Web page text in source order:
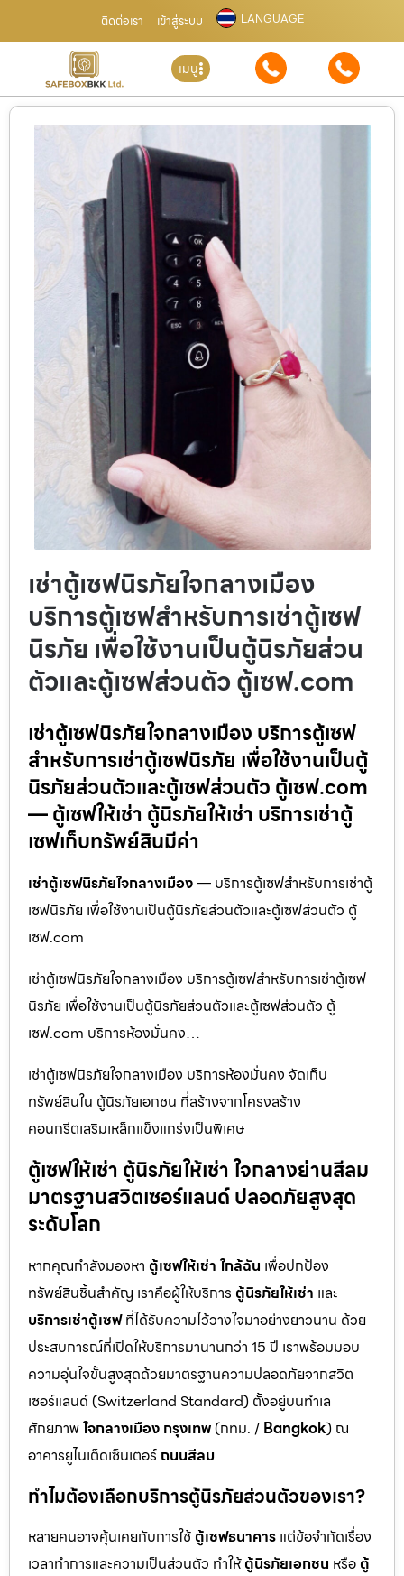
ติดต่อเรา เข้าสู่ระบบ LANGUAGE
เมนู
เช่าตู้เซฟนิรภัยใจกลางเมือง
บริการตู้เซฟสำหรับการเช่าตู้เซฟ
นิรภัย เพื่อใช้งานเป็นตู้นิรภัยส่วน
ตัวและตู้เซฟส่วนตัว ตู้เซฟ.com
เช่าตู้เซฟนิรภัยใจกลางเมือง บริการตู้เซฟ
สำหรับการเช่าตู้เซฟนิรภัย เพื่อใช้งานเป็นตู้
นิรภัยส่วนตัวและตู้เซฟส่วนตัว ตู้เซฟ.com
— ตู้เซฟให้เช่า ตู้นิรภัยให้เช่า บริการเช่าตู้
เซฟเก็บทรัพย์สินมีค่า
เช่าตู้เซฟนิรภัยใจกลางเมือง— บริการตู้เซฟสำหรับการเช่าตู้
เซฟนิรภัย เพื่อใช้งานเป็นตู้นิรภัยส่วนตัวและตู้เซฟส่วนตัว ตู้
เซฟ.com
เช่าตู้เซฟนิรภัยใจกลางเมือง บริการตู้เซฟสำหรับการเช่าตู้เซฟ
นิรภัย เพื่อใช้งานเป็นตู้นิรภัยส่วนตัวและตู้เซฟส่วนตัว ตู้
เซฟ.com บริการห้องมั่นคง…
เช่าตู้เซฟนิรภัยใจกลางเมือง บริการห้องมั่นคง จัดเก็บ
ทรัพย์สินใน ตู้นิรภัยเอกชน ที่สร้างจากโครงสร้าง
คอนกรีตเสริมเหล็กแข็งแกร่งเป็นพิเศษ
ตู้เซฟให้เช่า ตู้นิรภัยให้เช่า ใจกลางย่านสีลม
มาตรฐานสวิตเซอร์แลนด์ ปลอดภัยสูงสุด
ระดับโลก
หากคุณกำลังมองหา ตู้เซฟให้เช่า ใกล้ฉัน เพื่อปกป้อง
ทรัพย์สินชิ้นสำคัญ เราคือผู้ให้บริการ ตู้นิรภัยให้เช่า และ
บริการเช่าตู้เซฟที่ได้รับความไว้วางใจมาอย่างยาวนาน ด้วย
ประสบการณ์ที่เปิดให้บริการมานานกว่า 15 ปี เราพร้อมมอบ
ความอุ่นใจขั้นสูงสุดด้วยมาตรฐานความปลอดภัยจากสวิต
เซอร์แลนด์ (Switzerland Standard) ตั้งอยู่บนทำเล
ศักยภาพใจกลางเมือง กรุงเทพ(กทม. / Bangkok) ณ
อาคารยูไนเต็ดเซ็นเตอร์ ถนนสีลม
ทำไมต้องเลือกบริการตู้นิรภัยส่วนตัวของเรา?
หลายคนอาจคุ้นเคยกับการใช้ ตู้เซฟธนาคาร แต่ข้อจำกัดเรื่อง
เวลาทำการและความเป็นส่วนตัว ทำให้ตู้นิรภัยเอกชน หรือ ตู้